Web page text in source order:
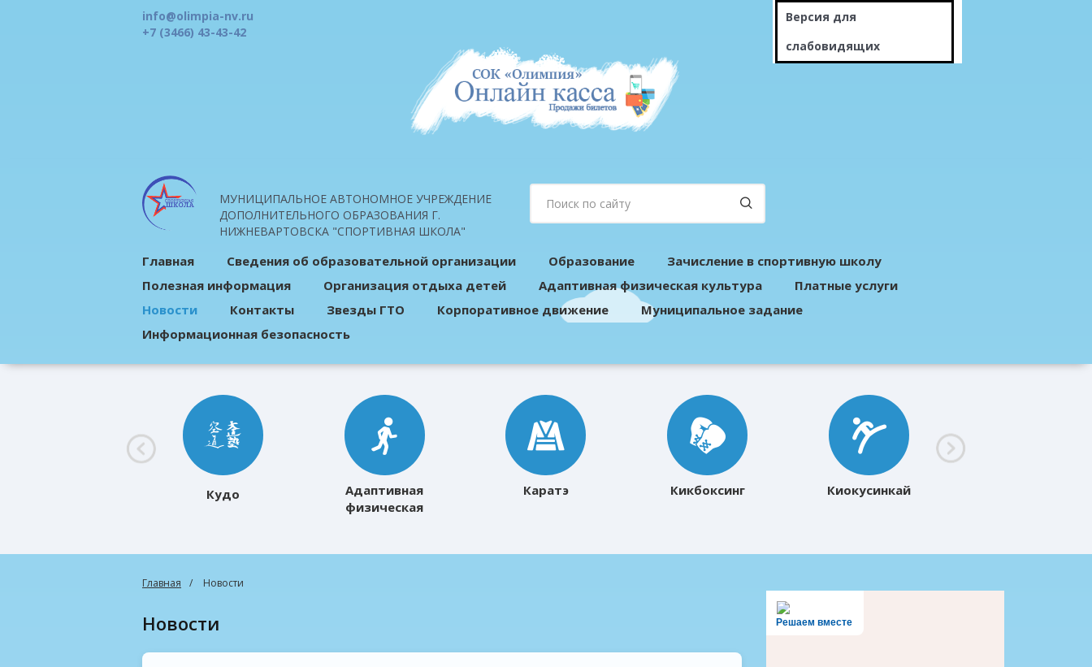
info@olimpia-nv.ru
+7 (3466) 43-43-42
Версия для
слабовидящих
МУНИЦИПАЛЬНОЕ АВТОНОМНОЕ УЧРЕЖДЕНИЕ
ДОПОЛНИТЕЛЬНОГО ОБРАЗОВАНИЯ Г.
НИЖНЕВАРТОВСКА "СПОРТИВНАЯ ШКОЛА"
Главная Сведения об образовательной организации Образование
Зачисление в спортивную школу
Полезная информация
Организация отдыха детей Адаптивная физическая культура
Платные услуги
Новости
Контакты Звезды ГТО Корпоративное движение
Муниципальное задание
Информационная безопасность
Кудо
Адаптивная
физическая
Каратэ Кикбоксинг Киокусинкай
Главная Новости
Новости Решаем вместе